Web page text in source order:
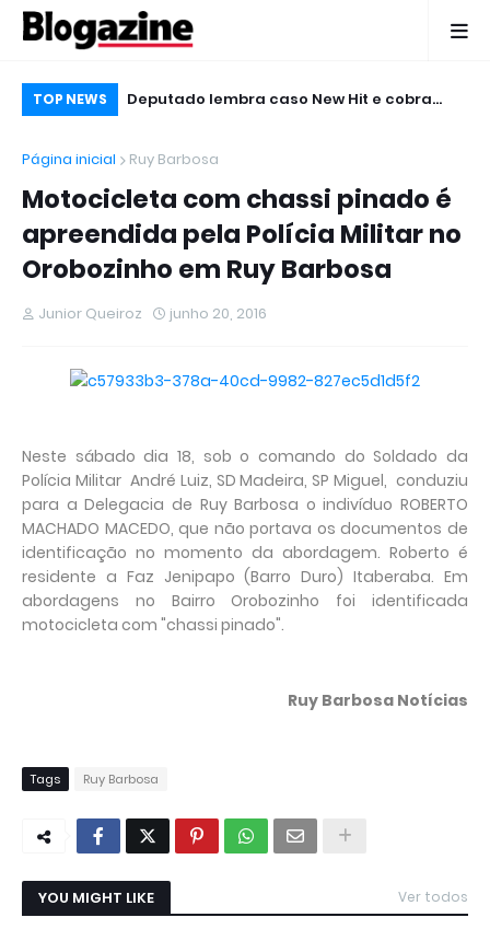
TOP NEWS
Negro,
Deputado lembra caso New Hit e cobra
Página inicial
Ruy Barbosa
Motocicleta com chassi pinado é
apreendida pela Polícia Militar no
Orobozinho em Ruy Barbosa
Junior Queiroz junho 20, 2016
Neste sábado dia 18, sob o comando do Soldado da
Polícia Militar André Luiz, SD Madeira, SP Miguel, conduziu
para a Delegacia de Ruy Barbosa o indivíduo ROBERTO
MACHADO MACEDO, que não portava os documentos de
identificação no momento da abordagem. Roberto é
residente a Faz Jenipapo (Barro Duro) Itaberaba. Em
abordagens no Bairro Orobozinho foi identificada
motocicleta com "chassi pinado".
Ruy Barbosa Notícias
Tags Ruy Barbosa
YOU MIGHT LIKE Ver todos